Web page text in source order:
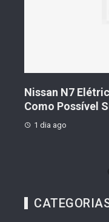
Nissan N7
Como Possível
1 dia ago